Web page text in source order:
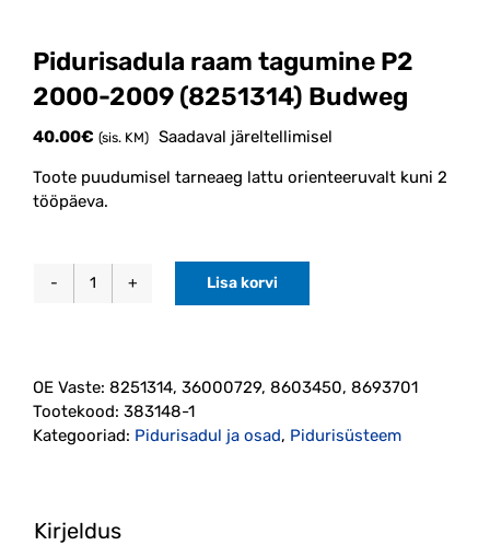
Pidurisadula raam tagumine P2
2000-2009 (8251314) Budweg
40.00€ (sis. KM) Saadaval järeltellimisel
Toote puudumisel tarneaeg lattu orienteeruvalt kuni 2
tööpäeva.
Pidurisadula
2000-
2009
(8251314)
Lisa korvi
OE Vaste: 8251314, 36000729, 8603450, 8693701
Tootekood: 383148-1
Kategooriad: Pidurisadul ja osad, Pidurisüsteem
Kirjeldus